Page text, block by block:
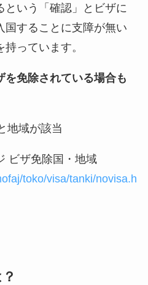
という「確認」とビザに
国することに支障が無い
っています。
を免除されている場合も
地域が該当
ビザ免除国・地域
toko/visa/tanki/novisa.h